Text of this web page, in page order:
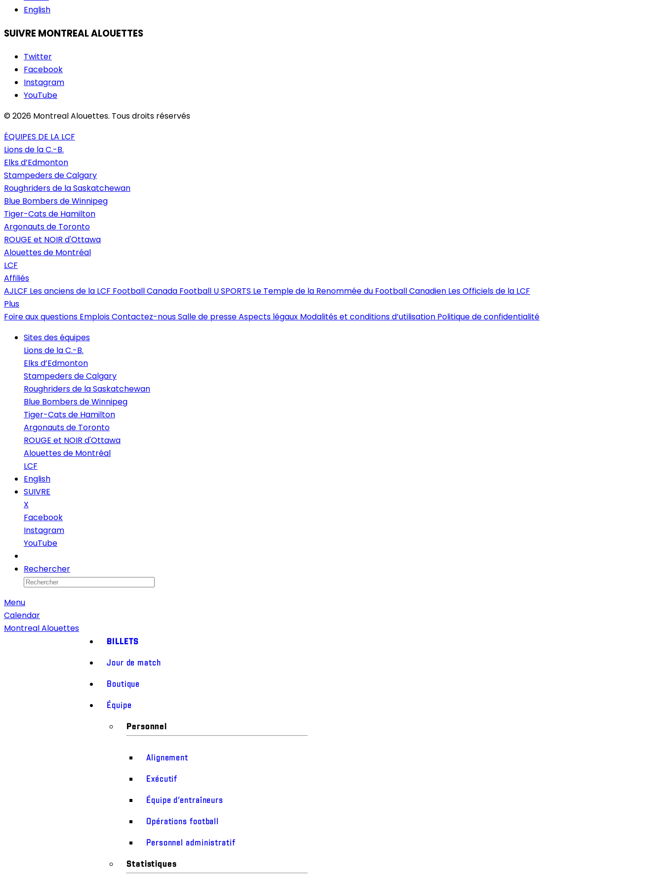
English
SUIVRE MONTREAL ALOUETTES
Twitter
Facebook
Instagram
YouTube
© 2026 Montreal Alouettes. Tous droits réservés
ÉQUIPES DE LA LCF
Lions de la C.-B.
Elks d’Edmonton
Stampeders de Calgary
Roughriders de la Saskatchewan
Blue Bombers de Winnipeg
Tiger-Cats de Hamilton
Argonauts de Toronto
ROUGE et NOIR d'Ottawa
Alouettes de Montréal
LCF
Affiliés
AJLCFLes anciens de la LCFFootball CanadaFootball U SPORTSLe Temple de la Renommée du Football CanadienLes Officiels de la LCF
Plus
Foire aux questionsEmploisContactez-nousSalle de presseAspects légauxModalités et conditions d’utilisationPolitique de confidentialité
Sites des équipes
Lions de la C.-B.
Elks d’Edmonton
Stampeders de Calgary
Roughriders de la Saskatchewan
Blue Bombers de Winnipeg
Tiger-Cats de Hamilton
Argonauts de Toronto
ROUGE et NOIR d'Ottawa
Alouettes de Montréal
LCF
English
SUIVRE
X
Facebook
Instagram
YouTube
Rechercher
Menu
Calendar
Montreal Alouettes
BILLETS
Jour de match
Boutique
Équipe
Personnel
Alignement
Exécutif
Équipe d’entraîneurs
Opérations football
Personnel administratif
Statistiques